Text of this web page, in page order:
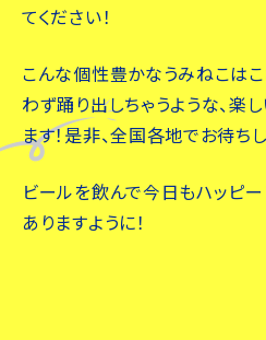
てください！
こんな個性豊かなうみねこは
わず踊り出しちゃうような、楽
ます！是非、全国各地でお待ち
ビールを飲んで今日もハッピ
ありますように！